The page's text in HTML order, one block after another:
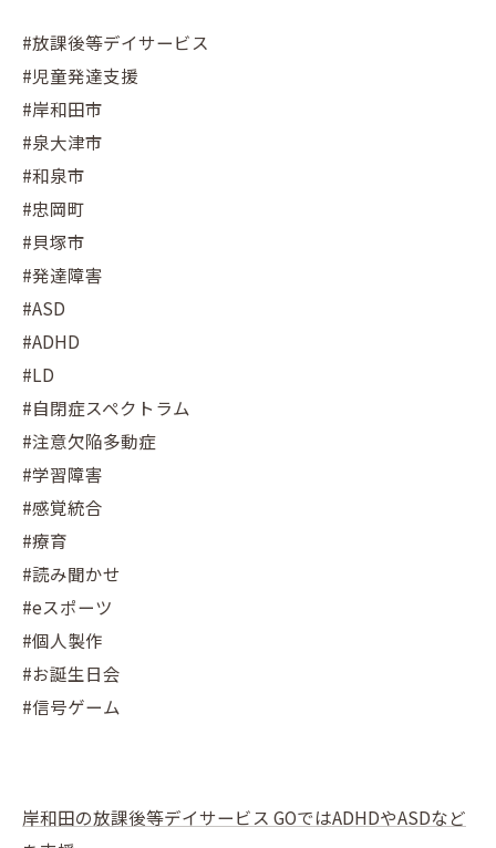
#放課後等デイサービス
#児童発達支援
#岸和田市
#泉大津市
#和泉市
#忠岡町
#貝塚市
#発達障害
#ASD
#ADHD
#LD
#自閉症スペクトラム
#注意欠陥多動症
#学習障害
#感覚統合
#療育
#読み聞かせ
#eスポーツ
#個人製作
#お誕生日会
#信号ゲーム
岸和田の放課後等デイサービス GOではADHDやASDなど